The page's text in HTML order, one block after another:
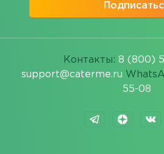
Контакты: 8 (800)
support@caterme.ru
55-08